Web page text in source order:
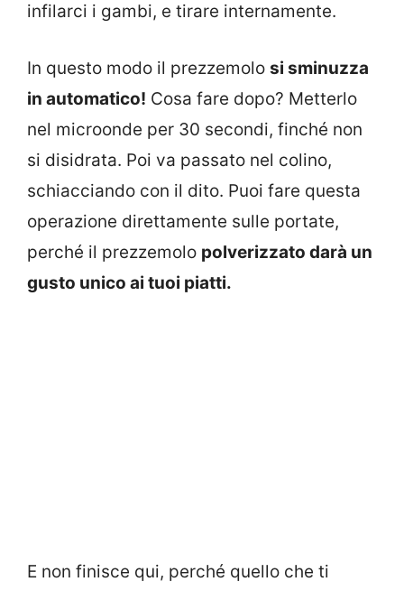
infilarci i gambi, e tirare internamente.
In questo modo il prezzemolo si sminuzza
in automatico! Cosa fare dopo? Metterlo
nel microonde per 30 secondi, finché non
si disidrata. Poi va passato nel colino,
schiacciando con il dito. Puoi fare questa
operazione direttamente sulle portate,
perché il prezzemolo polverizzato darà un
gusto unico ai tuoi piatti.
E non finisce qui, perché quello che ti